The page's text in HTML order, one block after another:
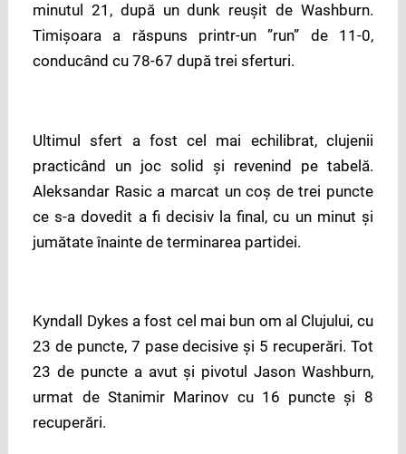
minutul 21, după un dunk reușit de Washburn.
Timișoara a răspuns printr-un ”run” de 11-0,
conducând cu 78-67 după trei sferturi.
Ultimul sfert a fost cel mai echilibrat, clujenii
practicând un joc solid și revenind pe tabelă.
Aleksandar Rasic a marcat un coș de trei puncte
ce s-a dovedit a fi decisiv la final, cu un minut și
jumătate înainte de terminarea partidei.
Kyndall Dykes a fost cel mai bun om al Clujului, cu
23 de puncte, 7 pase decisive și 5 recuperări. Tot
23 de puncte a avut și pivotul Jason Washburn,
urmat de Stanimir Marinov cu 16 puncte și 8
recuperări.